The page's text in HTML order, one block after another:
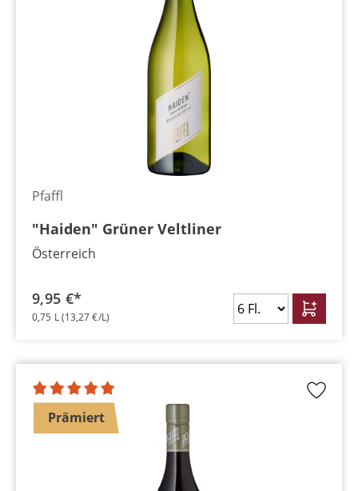
Pfaffl
"Haiden" Grüner Veltliner
Österreich
9,95 €*
0,75 L(13,27 €/L)
Prämiert